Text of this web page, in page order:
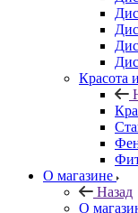
Красота
О магазине
Назад
О